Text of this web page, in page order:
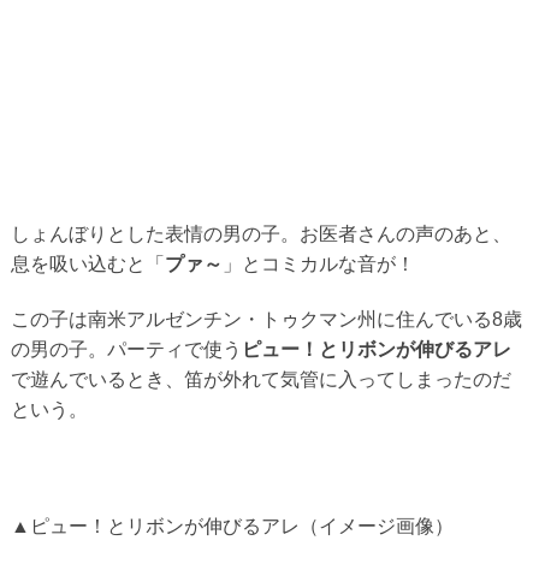
しょんぼりとした表情の男の子。お医者さんの声のあと、
息を吸い込むと「 プァ～ 」とコミカルな音が！
この子は南米アルゼンチン・トゥクマン州に住んでいる8歳
の男の子。パーティで使う ピュー！とリボンが伸びるアレ
で遊んでいるとき、笛が外れて気管に入ってしまったのだ
という。
▲ピュー！とリボンが伸びるアレ（イメージ画像）